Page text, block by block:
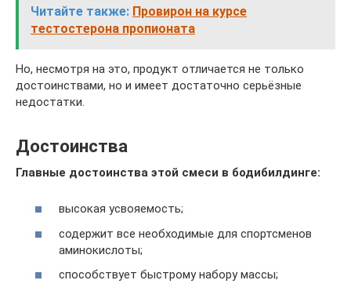
Читайте также: Провирон на курсе
тестостерона пропионата
Но, несмотря на это, продукт отличается не только
достоинствами, но и имеет достаточно серьёзные
недостатки.
Достоинства
Главные достоинства этой смеси в бодибилдинге:
высокая усвояемость;
содержит все необходимые для спортсменов
аминокислоты;
способствует быстрому набору массы;